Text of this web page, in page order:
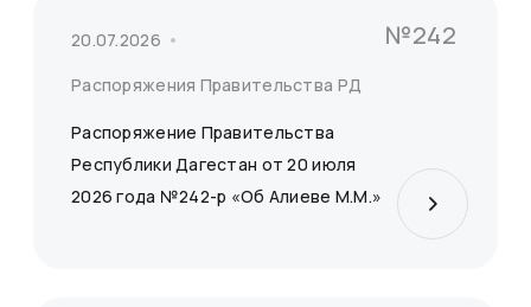
20.07.2026
Распоряжения Правительства РД
№242
Распоряжение Правительства
Республики Дагестан от 20 июля
2026 года №242-р «Об Алиеве М.М.»